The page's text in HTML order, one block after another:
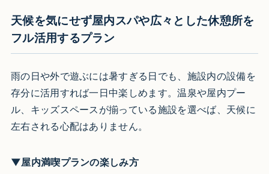
天候を気にせず屋内スパや広々とした休憩所を
フル活用するプラン
雨の日や外で遊ぶには暑すぎる日でも、施設内の設備を
存分に活用すれば一日中楽しめます。温泉や屋内プー
ル、キッズスペースが揃っている施設を選べば、天候に
左右される心配はありません。
▼屋内満喫プランの楽しみ方